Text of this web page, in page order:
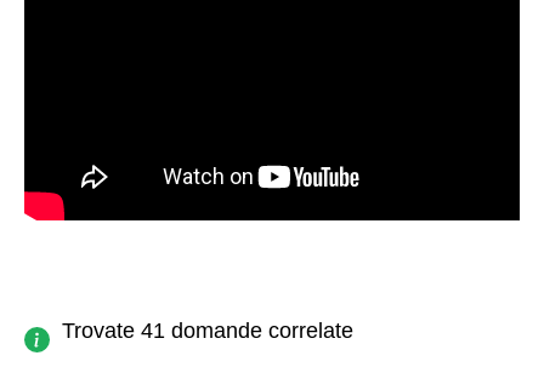
Trovate 41 domande correlate